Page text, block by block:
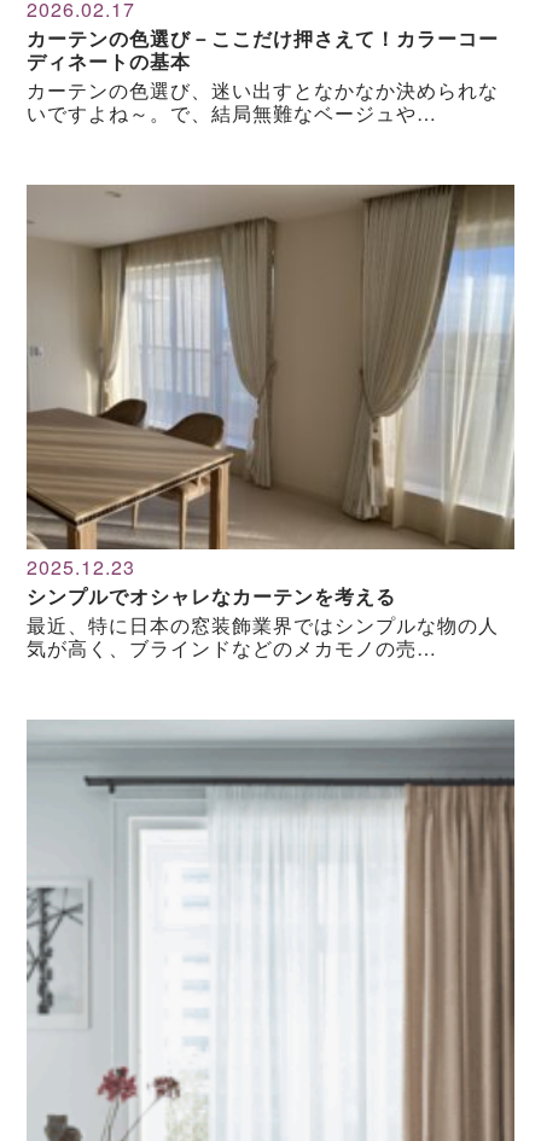
2026.02.17
カーテンの色選び－ここだけ押さえて！カラーコー
ディネートの基本
カーテンの色選び、迷い出すとなかなか決められな
いですよね～。で、結局無難なベージュや…
2025.12.23
シンプルでオシャレなカーテンを考える
最近、特に日本の窓装飾業界ではシンプルな物の人
気が高く、ブラインドなどのメカモノの売…